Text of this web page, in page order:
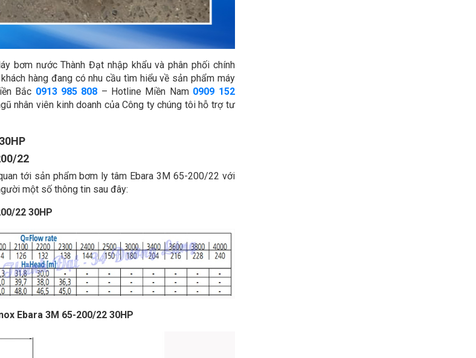
bơm nước Thành Đạt nhập khẩu và phân phối chính
hàng đang có nhu cầu tìm hiểu về sản phẩm máy
Bắc 0913 985 808 – Hotline Miền Nam 0909 152
nhân viên kinh doanh của Công ty chúng tôi hỗ trợ tư
22
tới sản phẩm bơm ly tâm Ebara 3M 65-200/22 với
một số thông tin sau đây:
22 30HP
Ebara 3M 65-200/22 30HP